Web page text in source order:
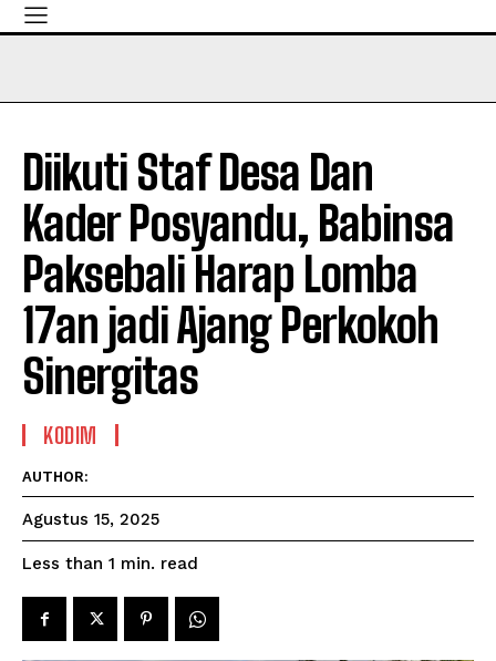
Diikuti Staf Desa Dan
Kader Posyandu, Babinsa
Paksebali Harap Lomba
17an jadi Ajang Perkokoh
Sinergitas
KODIM
AUTHOR:
Agustus 15, 2025
Less than 1 min. read